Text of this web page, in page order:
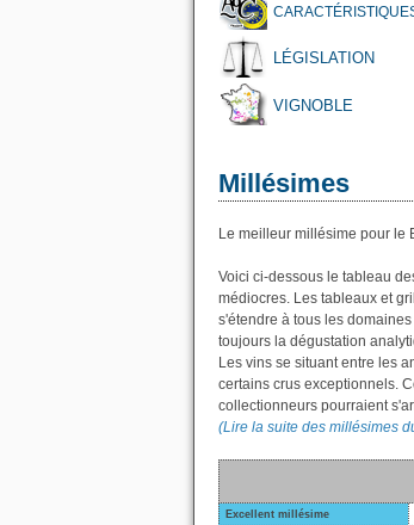
LÉGISLATION
VIGNOBLE
Millésimes
Le meilleur millésime pour le
Voici ci-dessous le tableau
médiocres. Les tableaux et
s'étendre à tous les
toujours la dégustation
Les vins se situant entre les
certains crus exceptionnels.
collectionneurs pourraient
(Lire la suite des millésimes
Excellent millésime